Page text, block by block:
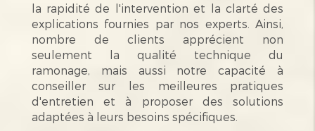
la rapidité de l'intervention et la clarté des
explications fournies par nos experts. Ainsi,
nombre de clients apprécient non
seulement la qualité technique du
ramonage, mais aussi notre capacité à
conseiller sur les meilleures pratiques
d'entretien et à proposer des solutions
adaptées à leurs besoins spécifiques.